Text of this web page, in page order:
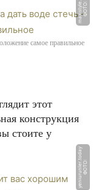
Ф
О
Т
О:
m
a
xi
s
t
yl
e.
r
u
самое правильное
этот
конструкция
стоите у
Ф
О
Т
О:
y
e
ni
u
r
u
nl
e
r.
t
o
d
a
y